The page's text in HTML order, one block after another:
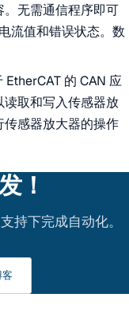
无需通信程序即可
流值和错误状态。数
的 CAN 应
取和写入传感器放
感器放大器的操作
！
持下完成自动化。